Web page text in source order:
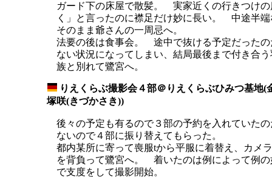
ガード下の床屋で散髪。 実家近くの行きつけ
く」と言ったのに襟足だけ妙に長い。 中途半
そのまま爺さんの一周忌へ。
法要の後は食事会。 途中で抜ける予定だった
ない状況になってしまい、結局最後まで付き合
族と別れて鷺宮へ。
りえくらぶ撮影会４部＠りえくらぶひみつ基地(
塚咲(きづかさき))
後々の予定も有るので３部の予約を入れていた
ないので４部に振り替えてもらった。
都内某所に寄って喪服tから平服に着替え、カメ
を背負って鷺宮へ。 着いたのは例によって例
で支度をして撮影開始。